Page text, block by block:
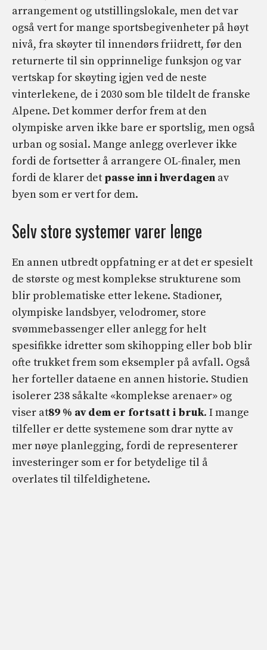
arrangement og utstillingslokale, men det var
også vert for mange sportsbegivenheter på høyt
nivå, fra skøyter til innendørs friidrett, før den
returnerte til sin opprinnelige funksjon og var
vertskap for skøyting igjen ved de neste
vinterlekene, de i 2030 som ble tildelt de franske
Alpene. Det kommer derfor frem at den
olympiske arven ikke bare er sportslig, men også
urban og sosial. Mange anlegg overlever ikke
fordi de fortsetter å arrangere OL-finaler, men
fordi de klarer det passe inn i hverdagen av
byen som er vert for dem.
Selv store systemer varer lenge
En annen utbredt oppfatning er at det er spesielt
de største og mest komplekse strukturene som
blir problematiske etter lekene. Stadioner,
olympiske landsbyer, velodromer, store
svømmebassenger eller anlegg for helt
spesifikke idretter som skihopping eller bob blir
ofte trukket frem som eksempler på avfall. Også
her forteller dataene en annen historie. Studien
isolerer 238 såkalte «komplekse arenaer» og
viser at89 % av dem er fortsatt i bruk. I mange
tilfeller er dette systemene som drar nytte av
mer nøye planlegging, fordi de representerer
investeringer som er for betydelige til å
overlates til tilfeldighetene.